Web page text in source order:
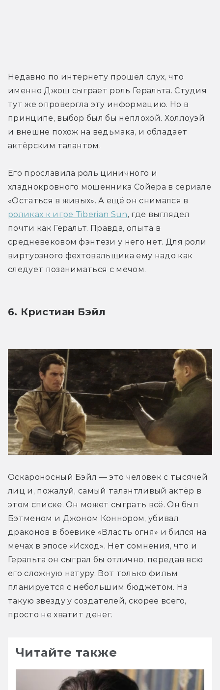
Недавно по интернету прошёл слух, что
именно Джош сыграет роль Геральта. Студия
тут же опровергла эту информацию. Но в
принципе, выбор был бы неплохой. Холлоуэй
и внешне похож на ведьмака, и обладает
актёрским талантом.
Его прославила роль циничного и
хладнокровного мошенника Сойера в сериале
роликах к игре Tiberian Sun, где выглядел
почти как Геральт. Правда, опыта в
средневековом фэнтези у него нет. Для роли
виртуозного фехтовальщика ему надо как
следует позаниматься с мечом.
6. Кристиан Бэйл
Оскароносный Бэйл — это человек с тысячей
лиц и, пожалуй, самый талантливый актёр в
этом списке. Он может сыграть всё. Он был
Бэтменом и Джоном Коннором, убивал
драконов в боевике «Власть огня» и бился на
мечах в эпосе «Исход». Нет сомнения, что и
Геральта он сыграл бы отлично, передав всю
его сложную натуру. Вот только фильм
планируется с небольшим бюджетом. На
такую звезду у создателей, скорее всего,
просто не хватит денег.
Читайте также